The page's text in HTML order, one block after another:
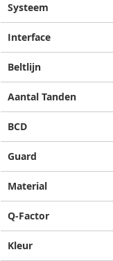
Systeem
Interface
Beltlijn
Aantal Tanden
BCD
Guard
Material
Q-Factor
Kleur